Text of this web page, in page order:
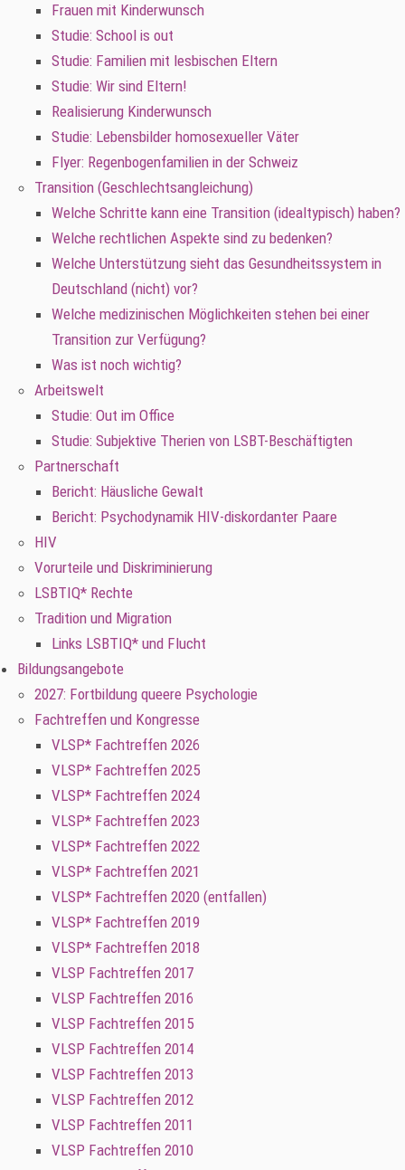
Frauen mit Kinderwunsch
Studie: School is out
Studie: Familien mit lesbischen Eltern
Studie: Wir sind Eltern!
Realisierung Kinderwunsch
Studie: Lebensbilder homosexueller Väter
Flyer: Regenbogenfamilien in der Schweiz
Transition (Geschlechtsangleichung)
Welche Schritte kann eine Transition (idealtypisch) haben?
Welche rechtlichen Aspekte sind zu bedenken?
Welche Unterstützung sieht das Gesundheitssystem in
Deutschland (nicht) vor?
Welche medizinischen Möglichkeiten stehen bei einer
Transition zur Verfügung?
Was ist noch wichtig?
Arbeitswelt
Studie: Out im Office
Studie: Subjektive Therien von LSBT-Beschäftigten
Partnerschaft
Bericht: Häusliche Gewalt
Bericht: Psychodynamik HIV-diskordanter Paare
HIV
Vorurteile und Diskriminierung
LSBTIQ* Rechte
Tradition und Migration
Links LSBTIQ* und Flucht
Bildungsangebote
2027: Fortbildung queere Psychologie
Fachtreffen und Kongresse
VLSP* Fachtreffen 2026
VLSP* Fachtreffen 2025
VLSP* Fachtreffen 2024
VLSP* Fachtreffen 2023
VLSP* Fachtreffen 2022
VLSP* Fachtreffen 2021
VLSP* Fachtreffen 2020 (entfallen)
VLSP* Fachtreffen 2019
VLSP* Fachtreffen 2018
VLSP Fachtreffen 2017
VLSP Fachtreffen 2016
VLSP Fachtreffen 2015
VLSP Fachtreffen 2014
VLSP Fachtreffen 2013
VLSP Fachtreffen 2012
VLSP Fachtreffen 2011
VLSP Fachtreffen 2010